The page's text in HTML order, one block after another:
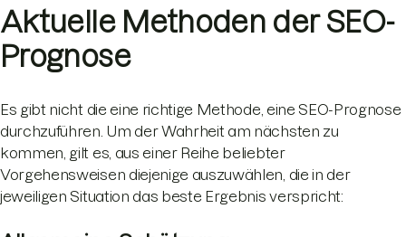
Aktuelle Methoden der SEO-
Prognose
Es gibt nicht die eine richtige Methode, eine SEO-Prognose
durchzuführen. Um der Wahrheit am nächsten zu
kommen, gilt es, aus einer Reihe beliebter
Vorgehensweisen diejenige auszuwählen, die in der
jeweiligen Situation das beste Ergebnis verspricht: